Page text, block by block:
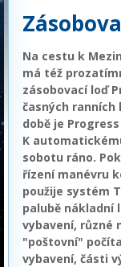
Na cestu k
má též
zásobovací loď
časných ranních
době je
K
sobotu ráno.
řízení manévru
použije systém
palubě nákladní
vybavení, různé
"poštovní"
vybavení, části